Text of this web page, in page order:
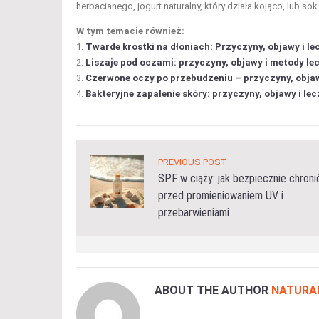
herbacianego, jogurt naturalny, który działa kojąco, lub
W tym temacie również:
Twarde krostki na dłoniach: Przyczyny, objawy i
Liszaje pod oczami: przyczyny, objawy i metody
Czerwone oczy po przebudzeniu – przyczyny,
Bakteryjne zapalenie skóry: przyczyny, objawy i
PREVIOUS POST
SPF w ciąży: jak bezpiecznie
przed promieniowaniem UV i
przebarwieniami
ABOUT THE AUTHOR